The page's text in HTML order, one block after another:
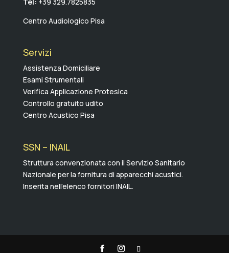
Centro Audiologico Pisa
Servizi
Assistenza Domiciliare
Esami Strumentali
Verifica Applicazione Protesica
Controllo gratuito udito
Centro Acustico Pisa
SSN – INAIL
Struttura convenzionata con il Servizio Sanitario
Nazionale per la fornitura di apparecchi acustici.
Inserita nell’elenco fornitori INAIL.